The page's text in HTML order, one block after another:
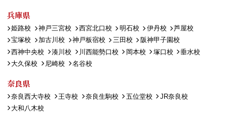
兵庫県
姫路校 神戸三宮校 西宮北口校 明石校 伊丹校
芦屋校
宝塚校
加古川校 神戸板宿校 三田校
阪神甲子園校
西神中央校
湊川校 川西能勢口校 岡本校 塚口校
垂水校
大久保校
尼崎校 名谷校
奈良県
奈良西大寺校 王寺校 奈良生駒校 五位堂校
JR奈良校
大和八木校